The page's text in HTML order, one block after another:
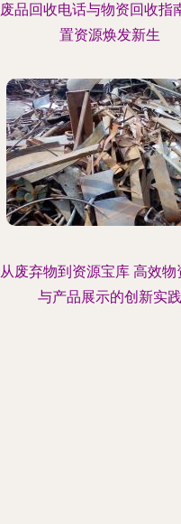
废品回收电话与物资回收指
置资源焕发新生
从废弃物到资源宝库 高效物
与产品展示的创新实践